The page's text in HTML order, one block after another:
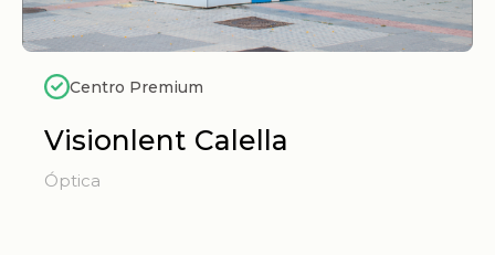
Centro Premium
Visionlent Calella
Óptica